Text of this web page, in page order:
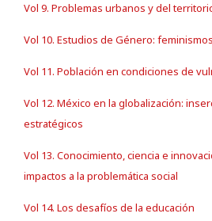
Vol 9. Problemas urbanos y del
Vol 10. Estudios de Género:
Vol 11. Población en condiciones de
Vol 12. México en la globalización:
estratégicos
Vol 13. Conocimiento, ciencia e
impactos a la problemática social
Vol 14. Los desafíos de la educación